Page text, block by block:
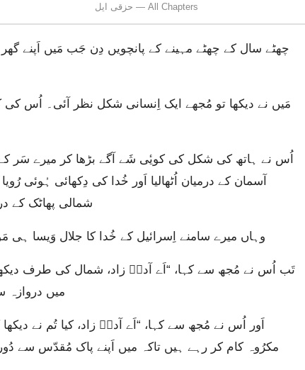
حزقی ایل — All Chapters
آسمان کے درمیان اُٹھالیا اَور خُدا کی دِکھائی
شمالی پھاٹک کے
وہاں میرے سامنے اِسرائیل کے خُدا کا جلال وَیسا ہی
میں دروازہ
مکرُوہ کام کر رہے ہیں تاکہ میں اَپنے پاک مُقدّس سے